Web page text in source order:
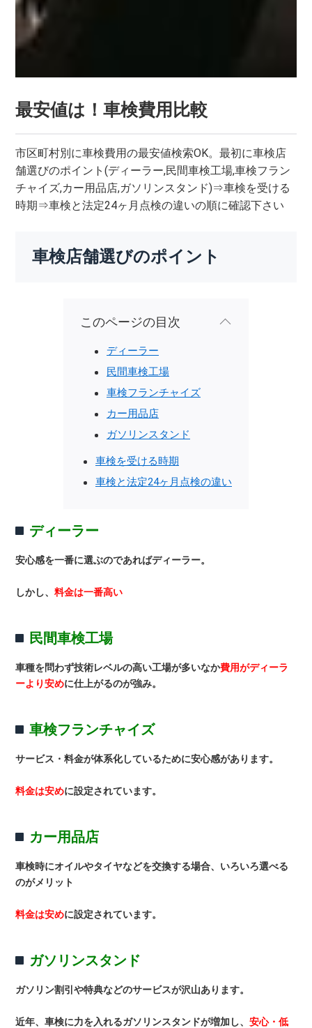
最安値は！車検費用比較
市区町村別に車検費用の最安値検索OK。最初に車検店
舗選びのポイント(ディーラー,民間車検工場,車検フラン
チャイズ,カー用品店,ガソリンスタンド)⇒車検を受ける
時期⇒車検と法定24ヶ月点検の違いの順に確認下さい
車検店舗選びのポイント
このページの目次
ディーラー
民間車検工場
車検フランチャイズ
カー用品店
ガソリンスタンド
車検を受ける時期
車検と法定24ヶ月点検の違い
ディーラー
安心感を一番に選ぶのであればディーラー。
しかし、料金は一番高い
民間車検工場
車種を問わず技術レベルの高い工場が多いなか費用がディーラ
ーより安めに仕上がるのが強み。
車検フランチャイズ
サービス・料金が体系化しているために安心感があります。
料金は安めに設定されています。
カー用品店
車検時にオイルやタイヤなどを交換する場合、いろいろ選べる
のがメリット
料金は安めに設定されています。
ガソリンスタンド
ガソリン割引や特典などのサービスが沢山あります。
近年、車検に力を入れるガソリンスタンドが増加し、安心・低